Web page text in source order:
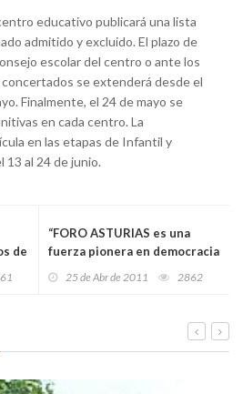
educativo publicará una lista
admitido y excluido. El plazo de
escolar del centro o ante los
se extenderá desde el
Finalmente, el 24 de mayo se
en cada centro. La
en las etapas de Infantil y
13 al 24 de junio.
de
“FORO ASTURIAS es una
fuerza pionera en democracia
25 de Abr de 2011 2862